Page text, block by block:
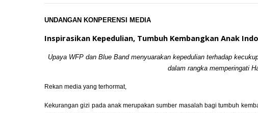
UNDANGAN KONPERENSI MEDIA
Inspirasikan Kepedulian, Tumbuh Kembangkan Anak
Upaya WFP dan Blue Band menyuarakan kepedulian terhadap
dalam rangka memperingati
Rekan media yang terhormat,
Kekurangan gizi pada anak merupakan sumber masalah bagi tumbuh